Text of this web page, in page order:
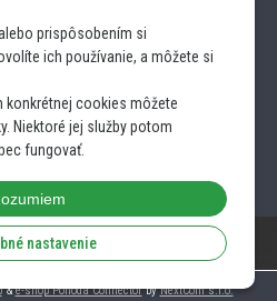
prispôsobením si
ich používanie, a môžete si
konkrétnej cookies môžete
Niektoré jej služby potom
fungovať.
nastavenie
INSTAGRAM
FACEBOOK
&e-shop Pohoda ConnectorbyNextCom s.r.o.